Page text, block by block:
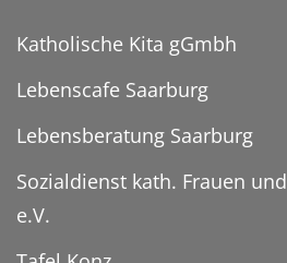
Katholische Kita gGmbh
Lebenscafe Saarburg
Lebensberatung Saarburg
Sozialdienst kath. Frauen
e.V.